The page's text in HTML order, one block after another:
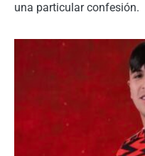
una particular confesión.